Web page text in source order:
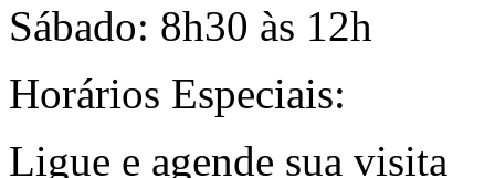
Sábado: 8h30 às 12h
Horários Especiais:
Ligue e agende sua visita